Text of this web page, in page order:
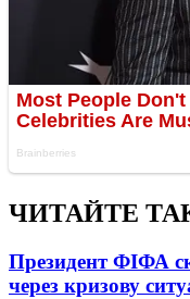
ЧИТАЙТЕ
Президент ФІФА
через кризову